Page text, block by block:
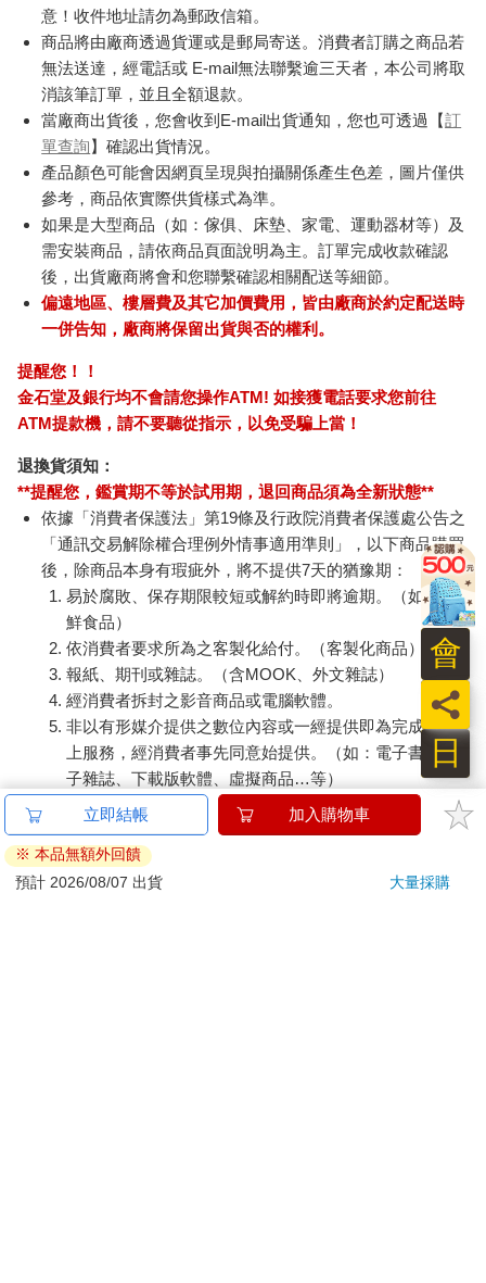
意！收件地址請勿為郵政信箱。
商品將由廠商透過貨運或是郵局寄送。消費者訂購之商品若
無法送達，經電話或 E-mail無法聯繫逾三天者，本公司將取
消該筆訂單，並且全額退款。
當廠商出貨後，您會收到E-mail出貨通知，您也可透過【訂
單查詢】確認出貨情況。
產品顏色可能會因網頁呈現與拍攝關係產生色差，圖片僅供
參考，商品依實際供貨樣式為準。
如果是大型商品（如：傢俱、床墊、家電、運動器材等）及
需安裝商品，請依商品頁面說明為主。訂單完成收款確認
後，出貨廠商將會和您聯繫確認相關配送等細節。
偏遠地區、樓層費及其它加價費用，皆由廠商於約定配送時
一併告知，廠商將保留出貨與否的權利。
提醒您！！
金石堂及銀行均不會請您操作ATM! 如接獲電話要求您前往
ATM提款機，請不要聽從指示，以免受騙上當！
退換貨須知：
**提醒您，鑑賞期不等於試用期，退回商品須為全新狀態**
依據「消費者保護法」第19條及行政院消費者保護處公告之
「通訊交易解除權合理例外情事適用準則」，以下商品購買
後，除商品本身有瑕疵外，將不提供7天的猶豫期：
易於腐敗、保存期限較短或解約時即將逾期。（如：生
鮮食品）
依消費者要求所為之客製化給付。（客製化商品）
報紙、期刊或雜誌。（含MOOK、外文雜誌）
經消費者拆封之影音商品或電腦軟體。
非以有形媒介提供之數位內容或一經提供即為完成之線
上服務，經消費者事先同意始提供。（如：電子書、電
子雜誌、下載版軟體、虛擬商品…等）
已拆封之個人衛生用品。（如：內衣褲、刮鬍刀、除毛
刀…等）
若非上列種類商品，均享有到貨7天的猶豫期（含例假
日）。
立即結帳 加入購物車
※ 本品無額外回饋
預計 2026/08/07 出貨
大量採購
日
員
會